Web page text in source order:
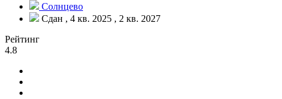
Солнцево
Сдан , 4 кв. 2025 , 2 кв. 2027
Рейтинг
4.8